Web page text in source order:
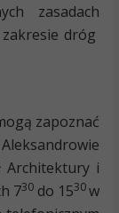
zasadach
dróg
zapoznać
Architektury i
730 do 1530w